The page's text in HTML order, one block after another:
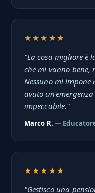
★★★★★
"La cosa migliore è
che mi vanno bene,
Nessuno mi
avuto
impeccabile."
Marco R. —
★★★★★
"Gestisco una